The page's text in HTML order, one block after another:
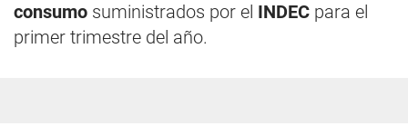
consumo suministrados por el INDEC para el
primer trimestre del año.